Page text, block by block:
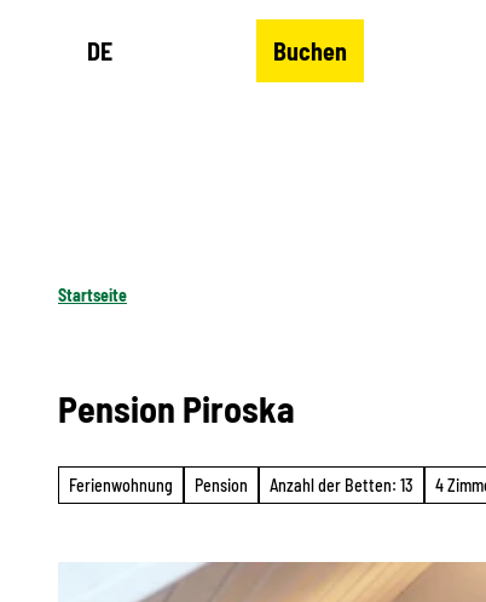
DE Buchen
Startseite
Pension Piroska
Ferienwohnung Pension Anzahl der Betten: 13 4